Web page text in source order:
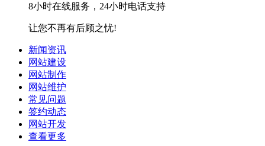
8小时在线服务，24小时电话支持
让您不再有后顾之忧!
新闻资讯
网站建设
网站制作
网站维护
常见问题
签约动态
网站开发
查看更多